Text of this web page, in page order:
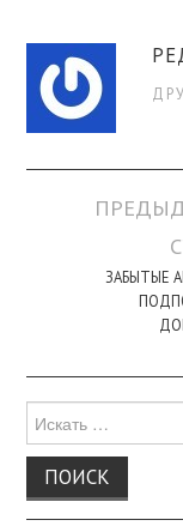
Навигация
записиЗАБЫТЫЕ
для: